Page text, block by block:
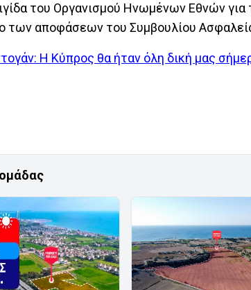
του Οργανισμού Ηνωμένων Εθνών
των αποφάσεων του Συμβουλίου
Η Κύπρος θα ήταν όλη δική μας